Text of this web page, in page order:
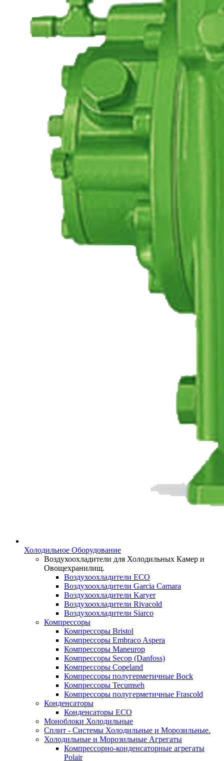
Холодильное Оборудование
Воздухоохладители для Холодильных Камер и
Овощехранилищ.
Воздухоохладители ECO
Воздухоохладители Garcia Camara
Воздухоохладители Karyer
Воздухоохладители Rivacold
Воздухоохладители Siarco
Компрессоры
Компрессоры Bristol
Компрессоры Embraco Aspera
Компрессоры Maneurop
Компрессоры Secop (Danfoss)
Компрессоры Copeland
Компрессоры полугерметичные Bock
Компрессоры Tecumseh
Компрессоры полугерметичные Frascold
Конденсаторы
Конденсаторы ECO
Моноблоки Холодильные
Сплит - Системы Холодильные и Морозильные.
Холодильные и Морозильные Агрегаты
Компрессорно-конденсаторные агрегаты
Polair